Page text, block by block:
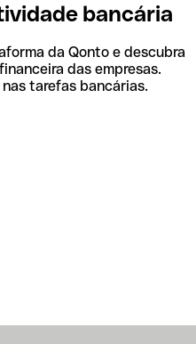
bancária
da Qonto e descubra
das empresas.
tarefas bancárias.